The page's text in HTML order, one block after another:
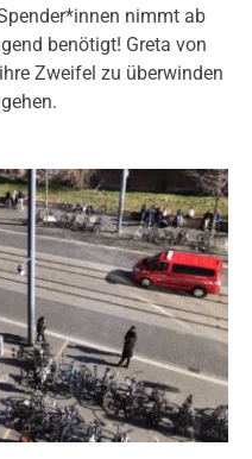
nimmt ab
benötigt! Greta von
Zweifel zu überwinden